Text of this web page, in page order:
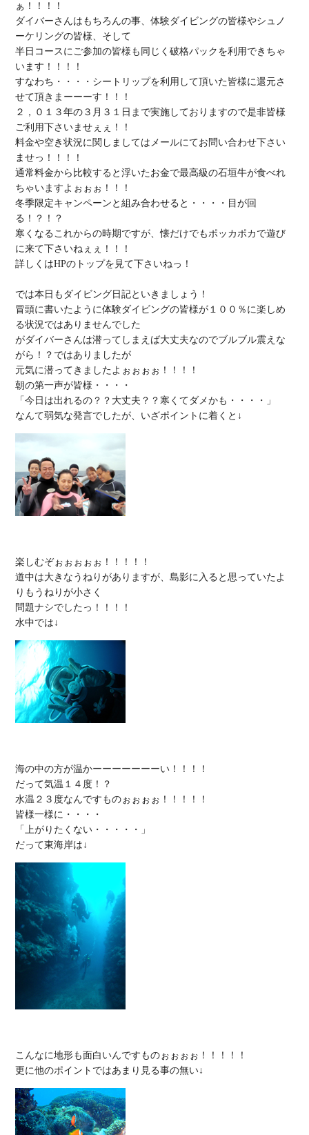
ぁ！！！！
ダイバーさんはもちろんの事、体験ダイビングの皆様やシュノ
ーケリング
半日コース にご参加の皆様も 同じく破格パックを利用 できちゃ
います！！！！
すなわち・・・・ シートリップを利用して頂いた皆様に還元さ
せて頂きまーーーす！！！
２，０１３年の３月３１日まで実施しておりますので是非皆様
ご利用下さいませぇぇ！！
料金や空き状況に関しましてはメールにてお問い合わせ下さい
ませっ！！！！
通常料金から比較すると浮いたお金で最高級の石垣牛が食べれ
ちゃいますよぉぉぉ！！！
冬季限定キャンペーンと組み合わせると・・・・目が回
る！？！？
寒くなるこれからの時期ですが、懐だけでもポッカポカで遊び
に来て下さいねぇぇ！！！
詳しくはHPのトップを見て下さいねっ！
では本日もダイビング日記といきましょう！
冒頭に書いたように体験ダイビングの皆様が１００％に楽しめ
る状況ではありませんでした
がダイバーさんは潜ってしまえば大丈夫なのでブルブル震えな
がら！？ではありましたが
元気に潜ってきましたよぉぉぉぉ！！！！
朝の第一声が皆様・・・・
「今日は出れるの？？大丈夫？？寒くてダメかも・・・・」
楽しむぞぉぉぉぉぉ！！！！！
道中は大きなうねりがありますが、島影に入ると思っていたよ
りもうねりが小さく
問題ナシでしたっ！！！！
海の中の方が温かーーーーーーーい！！！！
だって気温１４度！？
水温２３度なんですものぉぉぉぉ！！！！！
皆様一様に・・・・
「上がりたくない・・・・・」
こんなに地形も面白いんですものぉぉぉぉ！！！！！